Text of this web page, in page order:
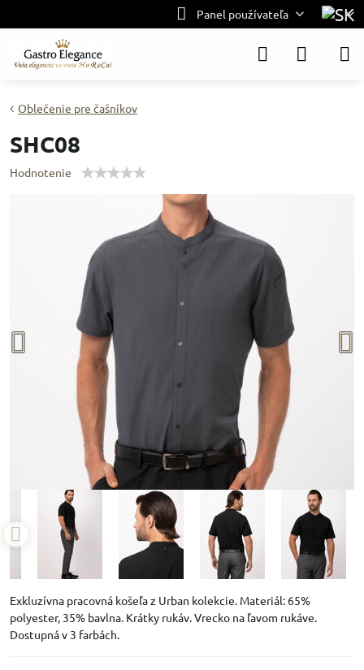
Panel používateľa
Oblečenie pre čašníkov
SHC08
Hodnotenie
Exkluzívna pracovná košeľa z Urban kolekcie. Materiál: 65%
polyester, 35% bavlna. Krátky rukáv. Vrecko na ľavom rukáve.
Dostupná v 3 farbách.